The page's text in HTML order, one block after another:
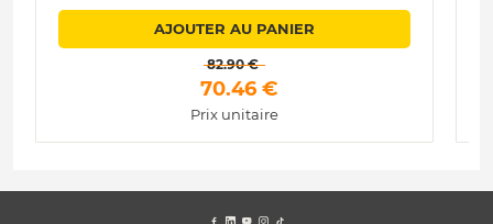
AJOUTER AU PANIER
82.90 €
70.46 €
Prix unitaire